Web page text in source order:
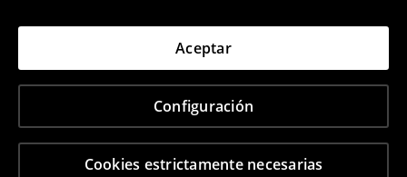
Cookies estrictamente necesarias
Configuración
Aceptar